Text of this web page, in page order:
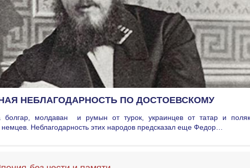
НЕБЛАГОДАРНОСТЬ ПО ДОСТОЕВСКОМУ
болгар, молдаван и румын от турок, украинцев от татар и
немцев. Неблагодарность этих народов предсказал еще Федор…